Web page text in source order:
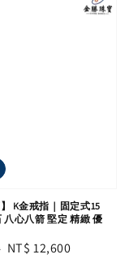
】 K金戒指｜固定式15
八心八箭 堅定 精緻 優
Sale
NT$ 12,600